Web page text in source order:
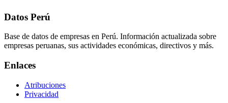
Datos Perú
Base de datos de empresas en Perú. Información actualizada sobre
empresas peruanas, sus actividades económicas, directivos y más.
Enlaces
Atribuciones
Privacidad